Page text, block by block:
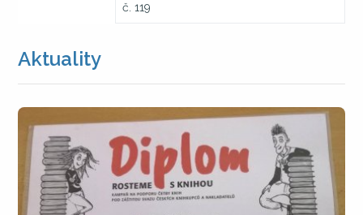
č. 119
Aktuality